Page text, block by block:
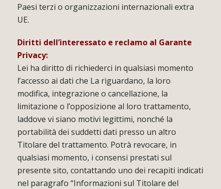
Paesi terzi o organizzazioni internazionali extra
UE.
Diritti dell’interessato e reclamo al Garante
Privacy:
Lei ha diritto di richiederci in qualsiasi momento
l’accesso ai dati che La riguardano, la loro
modifica, integrazione o cancellazione, la
limitazione o l’opposizione al loro trattamento,
laddove vi siano motivi legittimi, nonché la
portabilità dei suddetti dati presso un altro
Titolare del trattamento. Potrà revocare, in
qualsiasi momento, i consensi prestati sul
presente sito, contattando uno dei recapiti indicati
nel paragrafo “Informazioni sul Titolare del